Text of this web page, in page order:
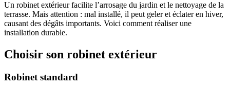
Un robinet extérieur facilite l’arrosage du jardin et le nettoyage de la
terrasse. Mais attention : mal installé, il peut geler et éclater en hiver,
causant des dégâts importants. Voici comment réaliser une
installation durable.
Choisir son robinet extérieur
Robinet standard